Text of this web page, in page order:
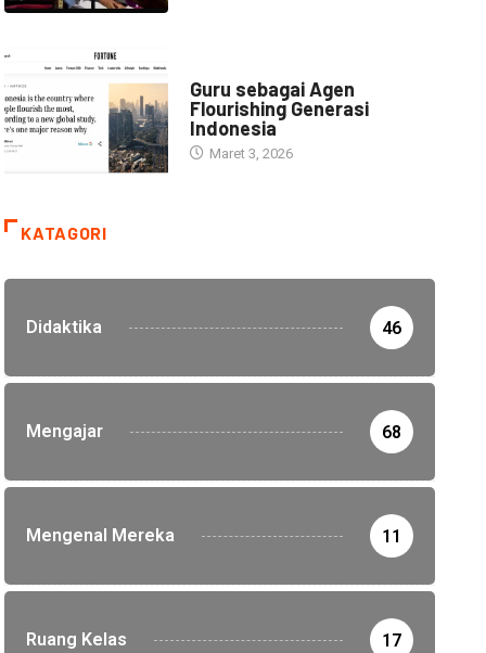
Guru sebagai Agen
Flourishing Generasi
Indonesia
Maret 3, 2026
KATAGORI
Didaktika 46
Mengajar 68
Mengenal Mereka 11
Ruang Kelas 17